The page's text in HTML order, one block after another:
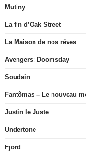
Mutiny
La fin d’Oak Street
La Maison de nos rêves
Avengers: Doomsday
Soudain
Fantômas – Le nouveau
Justin le Juste
Undertone
Fjord